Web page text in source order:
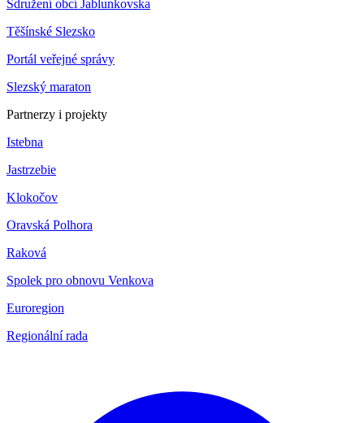
Sdružení obcí Jablunkovska
Těšínské Slezsko
Portál veřejné správy
Slezský maraton
Partnerzy i projekty
Istebna
Jastrzebie
Klokočov
Oravská Polhora
Raková
Spolek pro obnovu Venkova
Euroregion
Regionální rada